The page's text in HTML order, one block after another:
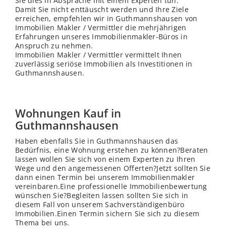
Damit Sie nicht enttäuscht werden und Ihre Ziele
erreichen, empfehlen wir in Guthmannshausen von
Immobilien Makler / Vermittler die mehrjährigen
Erfahrungen unseres Immobilienmakler-Büros in
Anspruch zu nehmen.
Immobilien Makler / Vermittler vermittelt Ihnen
zuverlässig seriöse Immobilien als Investitionen in
Guthmannshausen.
Wohnungen Kauf in
Guthmannshausen
Haben ebenfalls Sie in Guthmannshausen das
Bedürfnis, eine Wohnung erstehen zu können?Beraten
lassen wollen Sie sich von einem Experten zu Ihren
Wege und den angemessenen Offerten?Jetzt sollten Sie
dann einen Termin bei unserem Immobilienmakler
vereinbaren.Eine professionelle Immobilienbewertung
wünschen Sie?Begleiten lassen sollten Sie sich in
diesem Fall von unserem Sachverständigenbüro
Immobilien.Einen Termin sichern Sie sich zu diesem
Thema bei uns.